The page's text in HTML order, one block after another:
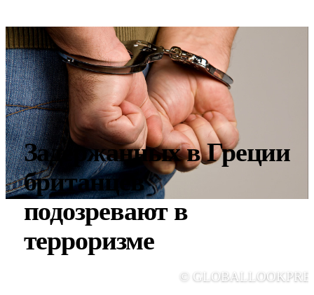
Задержанных в Греции
британцев
подозревают в
терроризме
©